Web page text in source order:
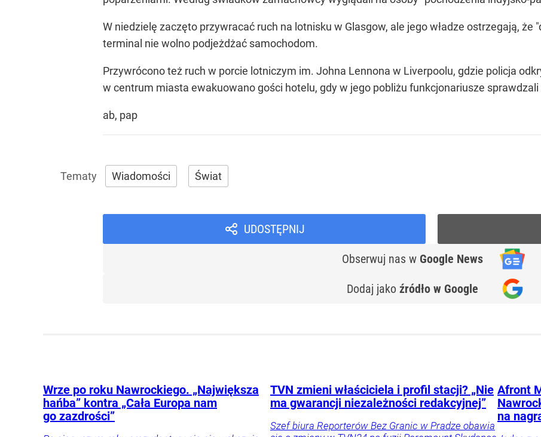
W niedzielę zaczęto przywracać ruch na lotnisku w Glasgow, ale jego władze ostrzegają, że
terminal nie wolno podjeżdżać samochodom.
Przywrócono też ruch w porcie lotniczym im. Johna Lennona w Liverpoolu, gdzie policja
w centrum miasta ewakuowano gości hotelu, gdy w jego pobliżu funkcjonariusze
ab, pap
Wiadomości Świat
UDOSTĘPNIJ
Obserwuj nas w Google News
Dodaj jako źródło w Google
Wrze po roku Nawrockiego. „Największa
hańba” kontra „Cała Europa nam
go zazdrości”
TVN zmieni właściciela i profil stacji? „Nie
ma gwarancji niezależności redakcyjnej”
Szef biura Reporterów Bez Granic w Pradze obawia
Afront
na